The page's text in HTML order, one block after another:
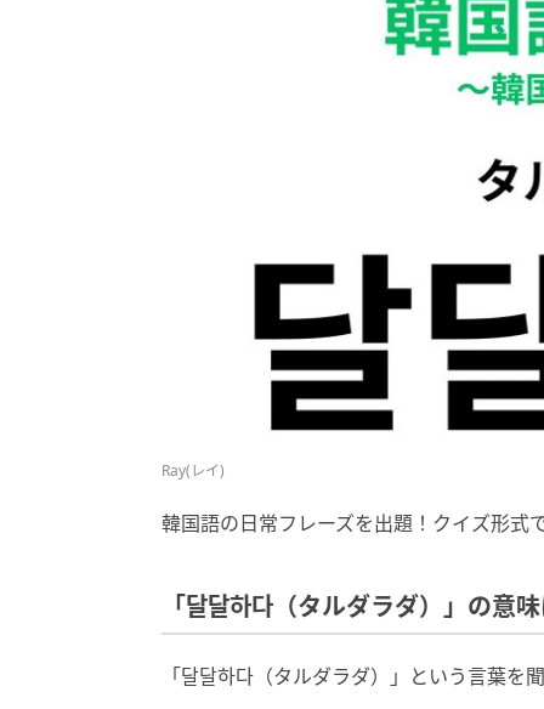
Ray(レイ)
韓国語の日常フレーズを出題！クイズ形式
「달달하다（タルダラダ）」の意
「달달하다（タルダラダ）」という言葉を